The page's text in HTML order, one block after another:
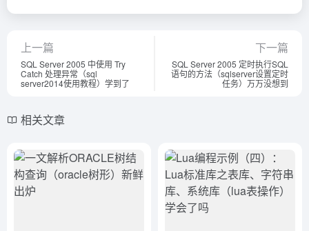
上一篇
SQL Server 2005 中使用 Try
Catch 处理异常（sql
server2014使用教程）学到了
下一篇
SQL Server 2005 定时执行SQL
语句的方法（sqlserver设置定时
任务）万万没想到
相关文章